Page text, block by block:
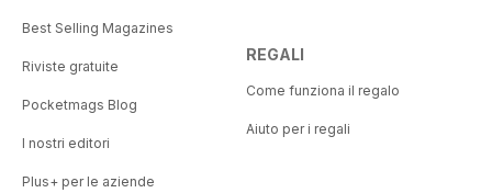
Best Selling Magazines
Riviste gratuite
Pocketmags Blog
I nostri editori
Plus+ per le aziende
REGALI
Come funziona il regalo
Aiuto per i regali